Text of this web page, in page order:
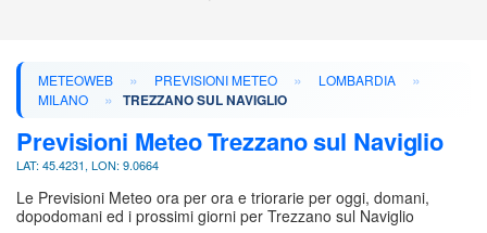
METEOWEB » PREVISIONI METEO » LOMBARDIA »
MILANO » TREZZANO SUL NAVIGLIO
Previsioni Meteo Trezzano sul Naviglio
LAT: 45.4231, LON: 9.0664
Le Previsioni Meteo ora per ora e triorarie per oggi, domani,
dopodomani ed i prossimi giorni per Trezzano sul Naviglio